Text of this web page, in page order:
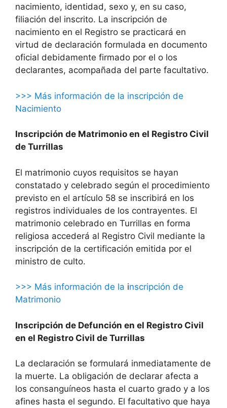
nacimiento, identidad, sexo y, en su caso,
filiación del inscrito. La inscripción de
nacimiento en el Registro se practicará en
virtud de declaración formulada en documento
oficial debidamente firmado por el o los
declarantes, acompañada del parte facultativo.
>>> Más información de la inscripción de
Nacimiento
Inscripción de Matrimonio en el Registro Civil
de Turrillas
El matrimonio cuyos requisitos se hayan
constatado y celebrado según el procedimiento
previsto en el artículo 58 se inscribirá en los
registros individuales de los contrayentes. El
matrimonio celebrado en Turrillas en forma
religiosa accederá al Registro Civil mediante la
inscripción de la certificación emitida por el
ministro de culto.
>>> Más información de la inscripción de
Matrimonio
Inscripción de Defunción en el Registro Civil
en el Registro Civil de Turrillas
La declaración se formulará inmediatamente de
la muerte. La obligación de declarar afecta a
los consanguíneos hasta el cuarto grado y a los
afines hasta el segundo. El facultativo que haya